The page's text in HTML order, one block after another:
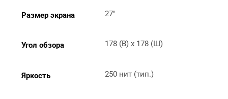
Размер экрана 27"
Угол обзора 178 (В) x 178 (Ш)
Яркость 250 нит (тип.)